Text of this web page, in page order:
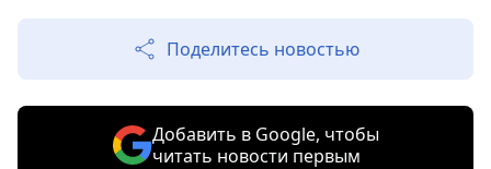
Поделитесь новостью
Добавить в Google, чтобы
читать новости первым